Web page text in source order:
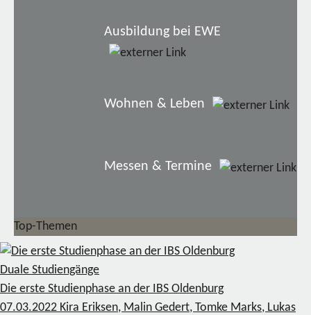
Ausbildung bei EWE
Wohnen & Leben
Messen & Termine
Top-Themen
Duale Studiengänge
Die erste Studienphase an der IBS Oldenburg
07.03.2022 Kira Eriksen, Malin Gedert, Tomke Marks, Lukas